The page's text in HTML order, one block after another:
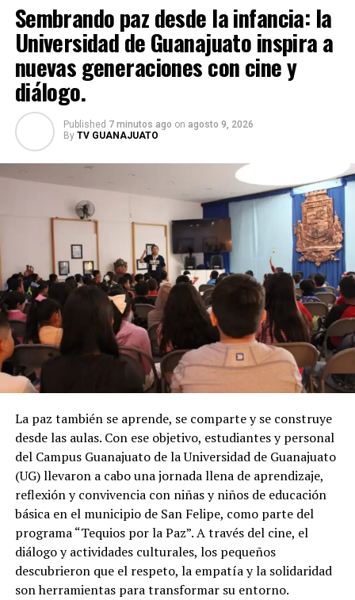
Sembrando paz desde la infancia: la
Universidad de Guanajuato inspira a
nuevas generaciones con cine y
diálogo.
Published 7 minutos ago on agosto 9, 2026
By TV GUANAJUATO
La paz también se aprende, se comparte y se construye
desde las aulas. Con ese objetivo, estudiantes y personal
del Campus Guanajuato de la Universidad de Guanajuato
(UG) llevaron a cabo una jornada llena de aprendizaje,
reflexión y convivencia con niñas y niños de educación
básica en el municipio de San Felipe, como parte del
programa “Tequios por la Paz”. A través del cine, el
diálogo y actividades culturales, los pequeños
descubrieron que el respeto, la empatía y la solidaridad
son herramientas para transformar su entorno.